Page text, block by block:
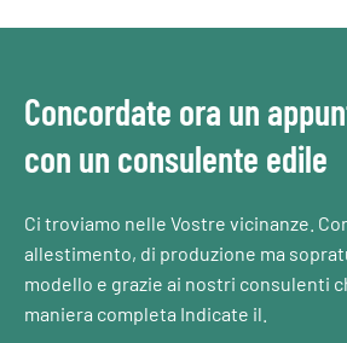
Concordate ora un
con un consulente edile
Ci troviamo nelle Vostre vicinanze.
allestimento, di produzione ma
modello e grazie ai nostri consulenti
maniera completa Indicate il.